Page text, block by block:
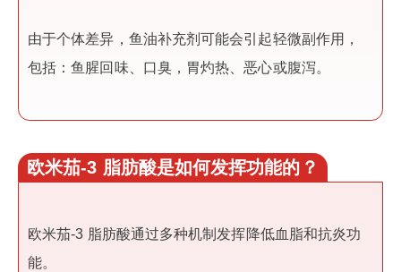
由于个体差异，鱼油补充剂可能会引起轻微副作用，
包括：鱼腥回味、口臭，胃灼热、恶心或腹泻。
欧米茄-3 脂肪酸是如何发挥功能的？
欧米茄-3 脂肪酸通过多种机制发挥降低血脂和抗炎功
能。